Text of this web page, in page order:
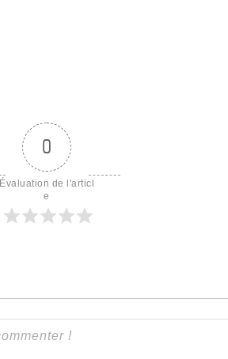
0
Évaluation de l'articl
e